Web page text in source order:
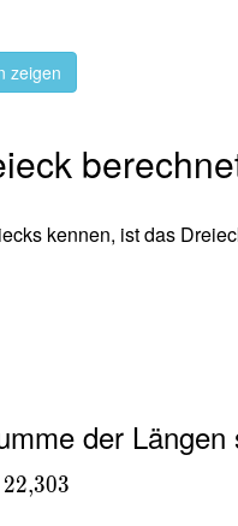
zeigen
kennen, ist das
der
22,303